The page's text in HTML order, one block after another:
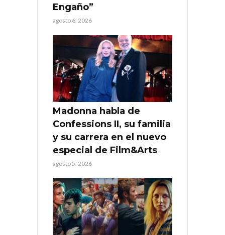
Engaño”
agosto 6, 2026
Madonna habla de
Confessions II, su familia
y su carrera en el nuevo
especial de Film&Arts
agosto 5, 2026